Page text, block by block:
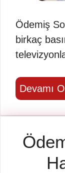
Ödemiş
birkaç
Devamı